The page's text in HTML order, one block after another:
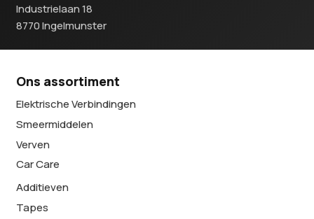
Industrielaan 18
8770 Ingelmunster
Ons assortiment
Elektrische Verbindingen
Smeermiddelen
Verven
Car Care
Additieven
Tapes